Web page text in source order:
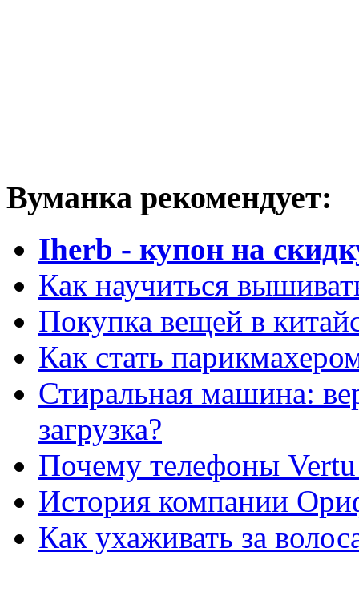
Вуманка рекомендует:
Iherb - купон на
Как научиться
Покупка вещей в
Как стать
Стиральная машина:
загрузка?
Почему телефоны Vertu
История компании
Как ухаживать за